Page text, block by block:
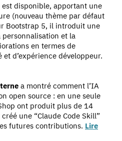
est disponible, apportant une
(nouveau thème par défaut
Bootstrap 5, il introduit une
et la
en termes de
d’expérience développeur.
a montré comment l’IA
open source : en une seule
ont produit plus de 14
une “Claude Code Skill”
futures contributions. Lire